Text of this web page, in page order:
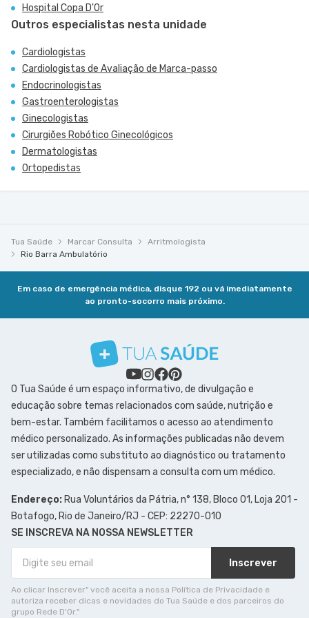
Hospital Copa D'Or
Outros especialistas nesta unidade
Cardiologistas
Cardiologistas de Avaliação de Marca-passo
Endocrinologistas
Gastroenterologistas
Ginecologistas
Cirurgiões Robótico Ginecológicos
Dermatologistas
Ortopedistas
Tua Saúde Marcar Consulta
Arritmologista
Rio Barra Ambulatório
Em caso de emergência médica, disque 192 ou vá imediatamente
ao pronto-socorro mais próximo.
O Tua Saúde é um espaço informativo, de divulgação e
educação sobre temas relacionados com saúde, nutrição e
bem-estar. Também facilitamos o acesso ao atendimento
médico personalizado. As informações publicadas não devem
ser utilizadas como substituto ao diagnóstico ou tratamento
especializado, e não dispensam a consulta com um médico.
Endereço: Rua Voluntários da Pátria, n° 138, Bloco 01, Loja 201 -
Botafogo, Rio de Janeiro/RJ - CEP: 22270-010
SE INSCREVA NA NOSSA NEWSLETTER
Inscrever
Ao clicar Inscrever" você aceita a nossa Política de Privacidade e
autoriza receber dicas e novidades do Tua Saúde e dos parceiros do
grupo Rede D'Or."